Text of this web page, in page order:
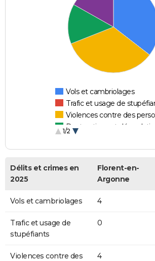
Vols et cambriolages
Trafic et usage de
Violences contre des
Destructions et
1/2
Délits et crimes en
2025
Florent-en-
Argonne
Vols et cambriolages 4
Trafic et usage de
stupéfiants
0
Violences contre des
4